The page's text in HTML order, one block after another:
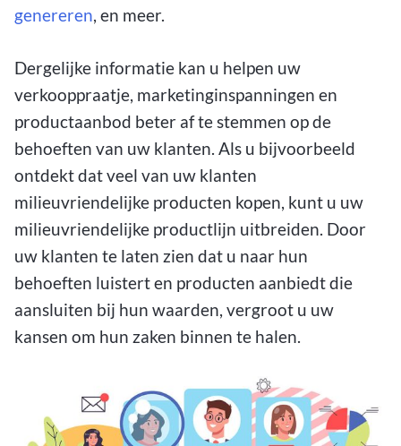
genereren, en meer.
Dergelijke informatie kan u helpen uw
verkooppraatje, marketinginspanningen en
productaanbod beter af te stemmen op de
behoeften van uw klanten. Als u bijvoorbeeld
ontdekt dat veel van uw klanten
milieuvriendelijke producten kopen, kunt u uw
milieuvriendelijke productlijn uitbreiden. Door
uw klanten te laten zien dat u naar hun
behoeften luistert en producten aanbiedt die
aansluiten bij hun waarden, vergroot u uw
kansen om hun zaken binnen te halen.